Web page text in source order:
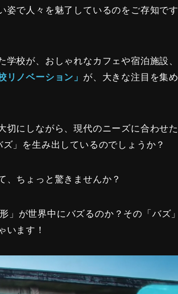
で人々を魅了しているのをご存知です
校が、おしゃれなカフェや宿泊施設、
リノベーション」 が、大きな注目を集め
にしながら、現代のニーズに合わせた
」を生み出しているのでしょうか？
、ちょっと驚きませんか？
が世界中にバズるのか？その「バズ」
ます！